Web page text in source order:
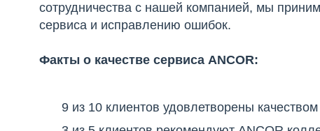
сотрудничества с нашей компанией, мы
сервиса и исправлению ошибок.
Факты о качестве сервиса ANCOR:
9 из 10 клиентов удовлетворены